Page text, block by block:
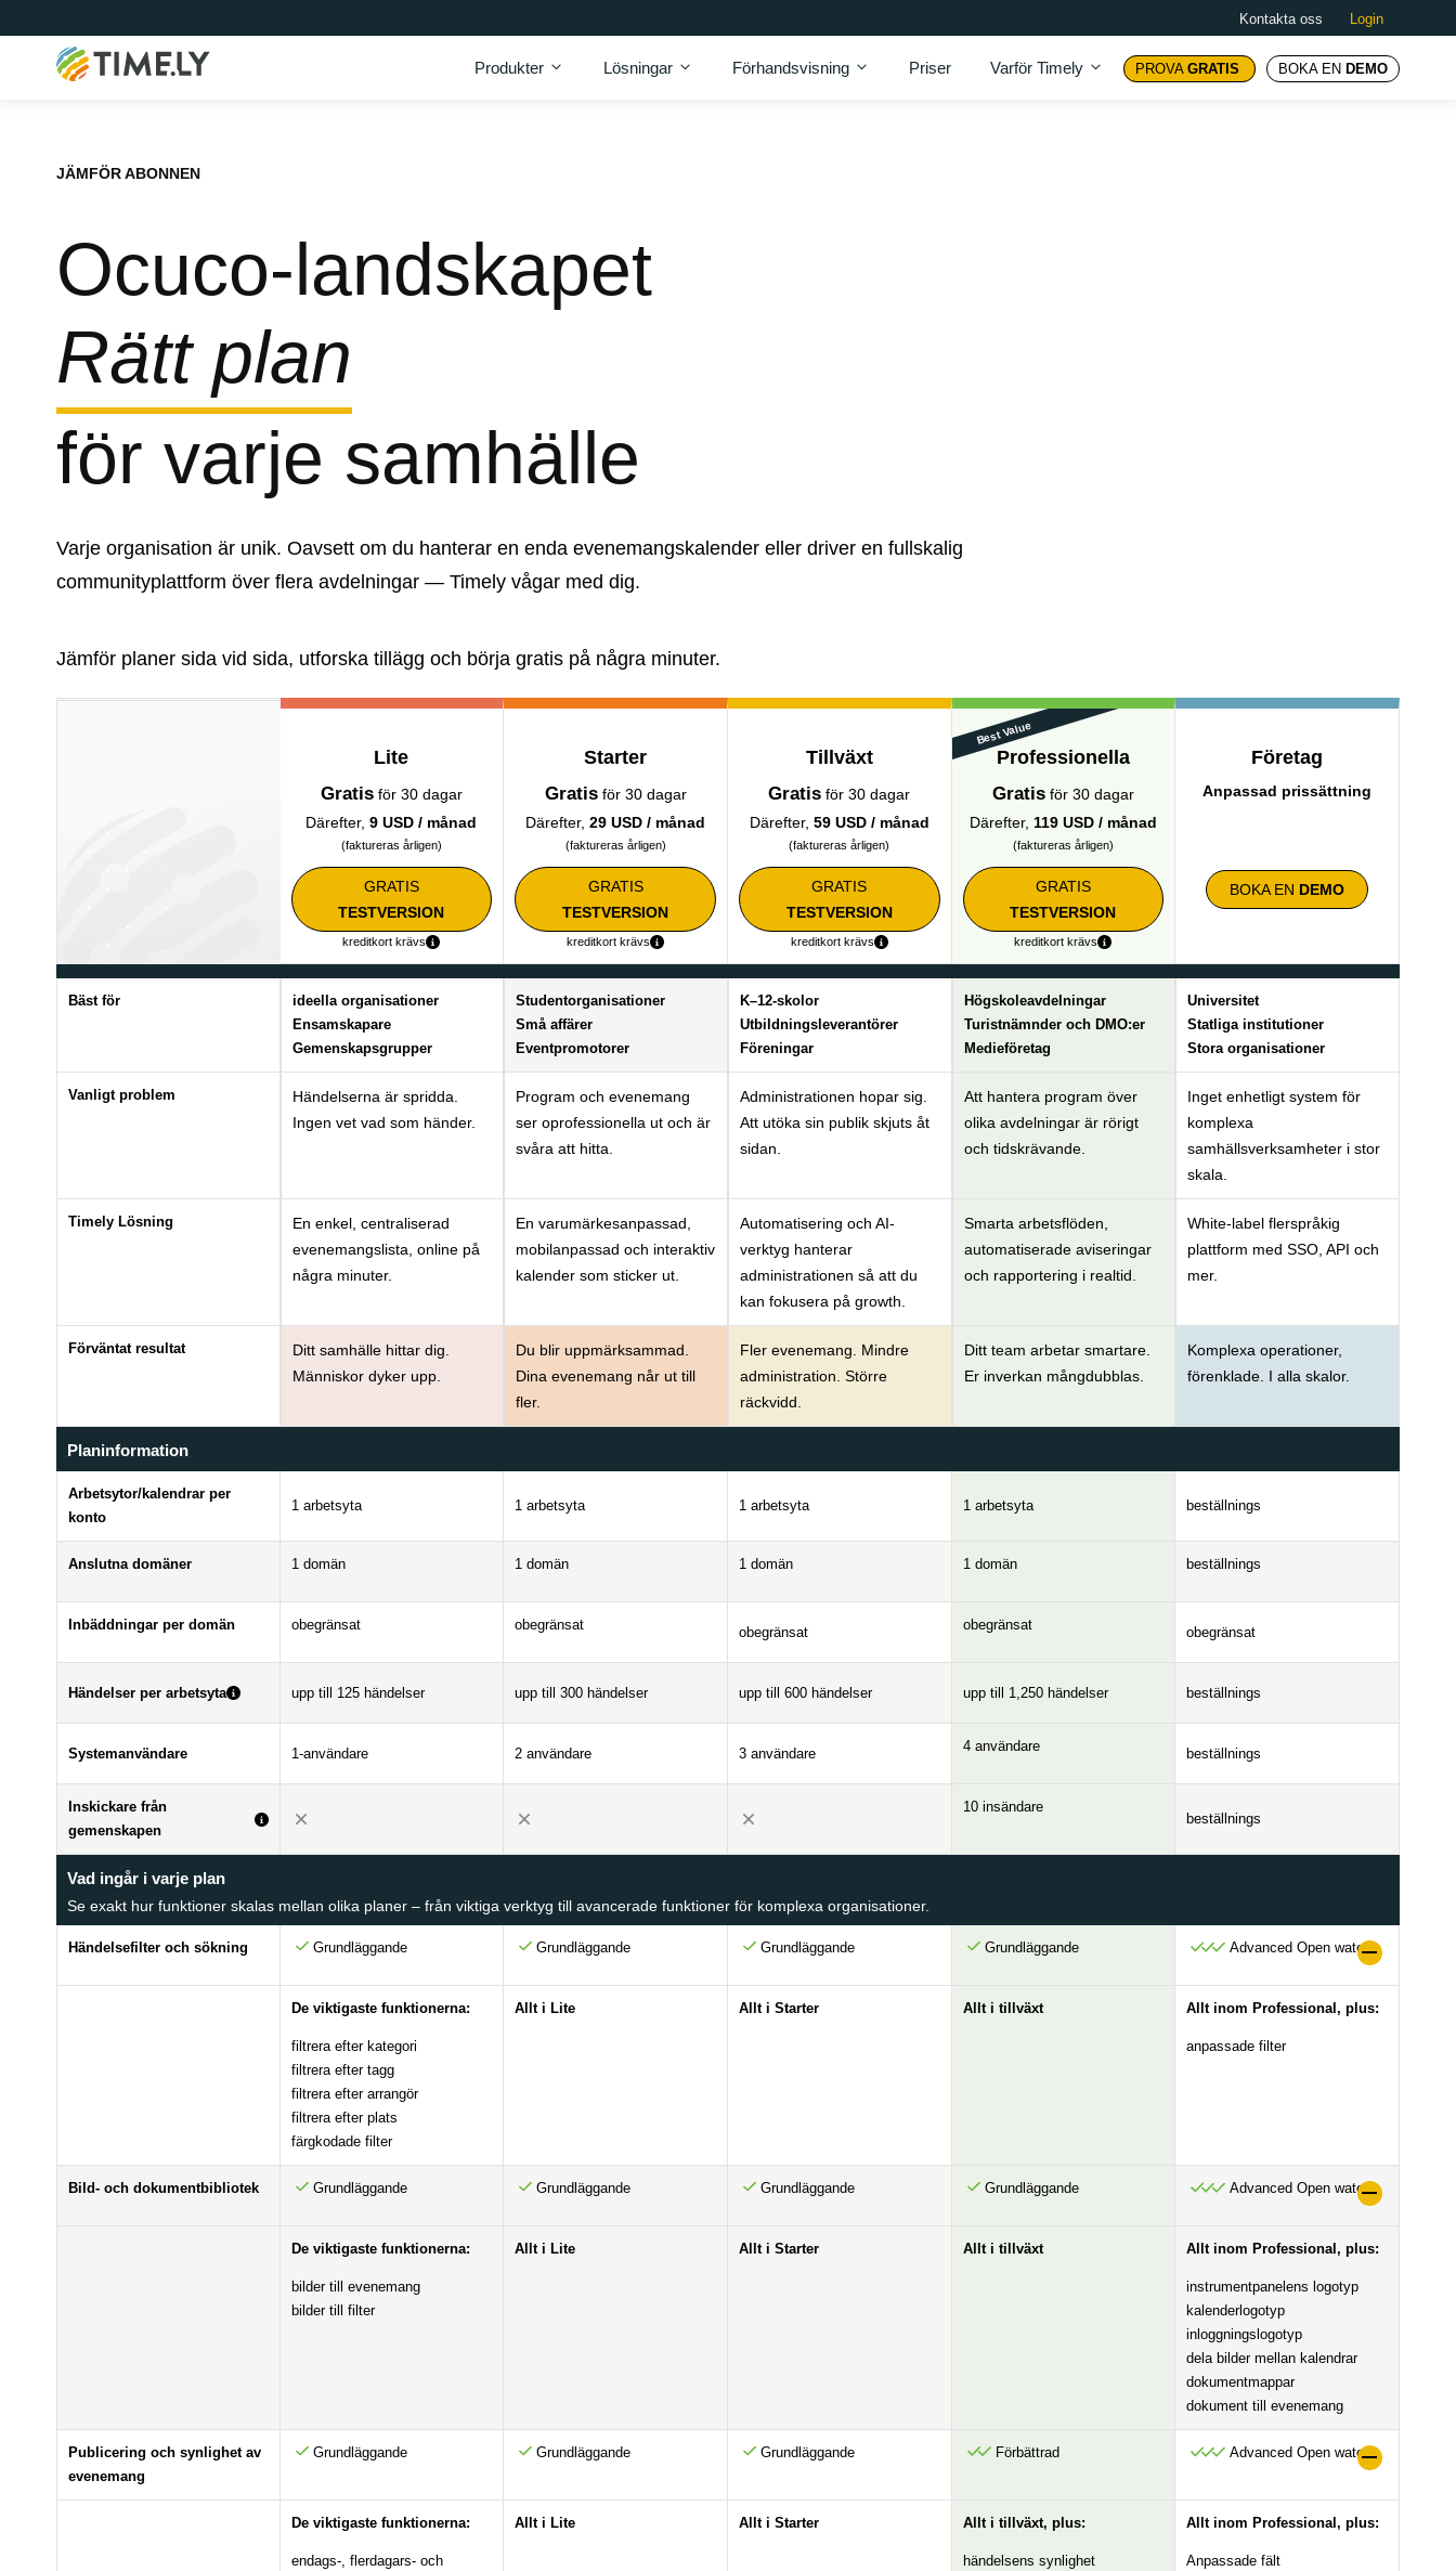
Kontakta oss Login
Timely
Produkter Lösningar Förhandsvisning Priser Varför Timely PROVA GRATIS BOKA EN DEMO
JÄMFÖR ABONNEN
Ocuco-landskapet
Rätt plan
för varje samhälle
Varje organisation är unik. Oavsett om du hanterar en enda evenemangskalender eller driver en fullskalig
communityplattform över flera avdelningar — Timely vågar med dig.
Jämför planer sida vid sida, utforska tillägg och börja gratis på några minuter.
Lite
Gratisför 30 dagar
Därefter,9 USD / månad
(faktureras årligen)
GRATIS
TESTVERSION
kreditkort krävs
Starter
Gratisför 30 dagar
Därefter,29 USD / månad
(faktureras årligen)
GRATIS
TESTVERSION
kreditkort krävs
Tillväxt
Gratis för 30 dagar
Därefter, 59 USD / månad
(faktureras årligen)
GRATIS
TESTVERSION
kreditkort krävs
Professionella
Best Value
Gratisför 30 dagar
Därefter, 119 USD / månad
(faktureras årligen)
GRATIS
TESTVERSION
kreditkort krävs
Företag
Anpassad prissättning
BOKA EN DEMO
Bäst för
ideella organisationer
Ensamskapare
Gemenskapsgrupper
Studentorganisationer
Små affärer
Eventpromotorer
K–12-skolor
Utbildningsleverantörer
Föreningar
Högskoleavdelningar
Turistnämnder och DMO:er
Medieföretag
Universitet
Statliga institutioner
Stora organisationer
Vanligt problem
Händelserna är spridda.
Ingen vet vad som händer.
Program och evenemang
ser oprofessionella ut och är
svåra att hitta.
Administrationen hopar sig.
Att utöka sin publik skjuts åt
sidan.
Att hantera program över
olika avdelningar är rörigt
och tidskrävande.
Inget enhetligt system för
komplexa
samhällsverksamheter i stor
skala.
Timely Lösning
En enkel, centraliserad
evenemangslista, online på
några minuter.
En varumärkesanpassad,
mobilanpassad och interaktiv
kalender som sticker ut.
Automatisering och AI-
verktyg hanterar
administrationen så att du
kan fokusera på growth.
Smarta arbetsflöden,
automatiserade aviseringar
och rapportering i realtid.
White-label flerspråkig
plattform med SSO, API och
mer.
Förväntat resultat
Ditt samhälle hittar dig.
Människor dyker upp.
Du blir uppmärksammad.
Dina evenemang når ut till
fler.
Fler evenemang. Mindre
administration. Större
räckvidd.
Ditt team arbetar smartare.
Er inverkan mångdubblas.
Komplexa operationer,
förenklade. I alla skalor.
Planinformation
Arbetsytor/kalendrar per
konto
1 arbetsyta 1 arbetsyta 1 arbetsyta 1 arbetsyta beställnings
Anslutna domäner 1 domän 1 domän 1 domän 1 domän beställnings
Inbäddningar per domän obegränsat obegränsat obegränsat obegränsat obegränsat
Händelser per arbetsyta upp till 125 händelser upp till 300 händelser upp till 600 händelser upp till 1,250 händelser beställnings
Systemanvändare 1-användare 2 användare 3 användare 4 användare beställnings
Inskickare från
gemenskapen
10 insändare
beställnings
Vad ingår i varje plan
Se exakt hur funktioner skalas mellan olika planer – från viktiga verktyg till avancerade funktioner för komplexa organisationer.
Händelsefilter och sökning Grundläggande Grundläggande Grundläggande Grundläggande Advanced Open water
De viktigaste funktionerna:
filtrera efter kategori
filtrera efter tagg
filtrera efter arrangör
filtrera efter plats
färgkodade filter
Allt i Lite Allt i Starter Allt i tillväxt Allt inom Professional, plus:
anpassade filter
Bild- och dokumentbibliotek Grundläggande Grundläggande Grundläggande Grundläggande Advanced Open water
De viktigaste funktionerna:
bilder till evenemang
bilder till filter
Allt i Lite Allt i Starter Allt i tillväxt Allt inom Professional, plus:
instrumentpanelens logotyp
kalenderlogotyp
inloggningslogotyp
dela bilder mellan kalendrar
dokumentmappar
dokument till evenemang
Publicering och synlighet av
evenemang
Grundläggande Grundläggande Grundläggande Förbättrad Advanced Open water
De viktigaste funktionerna:
endags-, flerdagars- och
Allt i Lite Allt i Starter Allt i tillväxt, plus:
händelsens synlighet
Allt inom Professional, plus:
Anpassade fält